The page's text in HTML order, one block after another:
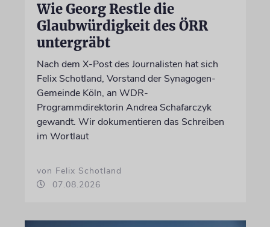
Wie Georg Restle die
Glaubwürdigkeit des ÖRR
untergräbt
Nach dem X-Post des Journalisten hat sich
Felix Schotland, Vorstand der Synagogen-
Gemeinde Köln, an WDR-
Programmdirektorin Andrea Schafarczyk
gewandt. Wir dokumentieren das Schreiben
im Wortlaut
von Felix Schotland
07.08.2026